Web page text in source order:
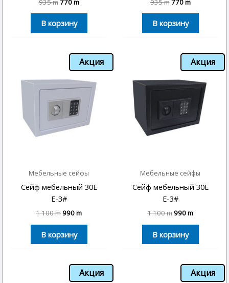
935m770m
В корзину
935m770m
В корзину
Акция
Мебельные сейфы
Сейф мебельный 30E
E-3#
1 100m990m
В корзину
Акция
Мебельные сейфы
Сейф мебельный 30E
E-3#
1 100m990m
В корзину
Акция Акция